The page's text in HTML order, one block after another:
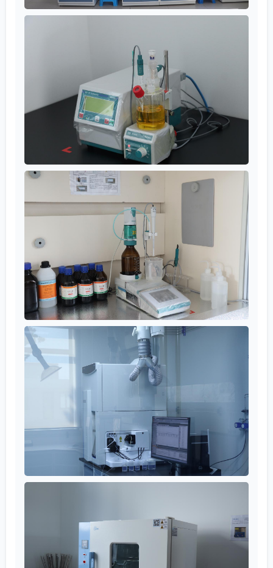
Поэтому в работе с такими партнёрами, как Ихуа
определённый размер частиц, определённая
форма выпуска (например, таблетированная для
автоматических дозаторов), или специальная
упаковка. И здесь важно, чтобы поставщик агента
был готов к такому диалогу, а не работал только по
Из собственной практики могу вспомнить, как
совместно с технологами одного из таких
партнёров мы подбирали систему для нового типа
изоляционной ленты. Исходные требования:
высокая теплопроводность (за счёт
наполнителей) и при этом сохранение
эластичности после длительного нагрева.
Стандартные серные системы давали хорошую
начальную прочность, но при термостарении
сетка деструктурировалась. Пероксидные
системы давали более стабильную сетку, но
материал получался слишком жёстким. В итоге,
после нескольких итераций, пришли к гибридной
системе: за основу взяли пероксид, но добавили
небольшое количество коагента на основе силана,
который, с одной стороны, участвовал в
вулканизации, а с другой — улучшал связь между
полимерной матрицей и теплопроводящим
наполнителем. Это не было решением из учебника,
это был именно практический компромисс,
рождённый в ходе испытаний. И такой подход,
думаю, близок компаниям, которые, как
ООО
Шэньян Ихуа Новые Материалы, работают на стыке
Заключительные мысли: агент как часть
Подводя черту, хочется сказать, что
вулканизирующий агент— это не волшебная